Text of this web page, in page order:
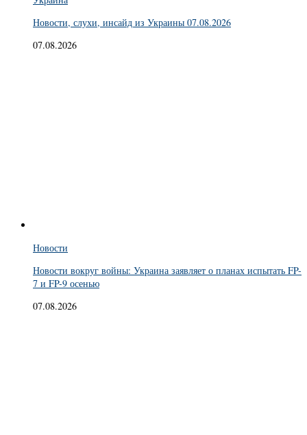
Новости, слухи, инсайд из Украины 07.08.2026
07.08.2026
Новости
Новости вокруг войны: Украина заявляет о планах испытать FP-
7 и FP-9 осенью
07.08.2026